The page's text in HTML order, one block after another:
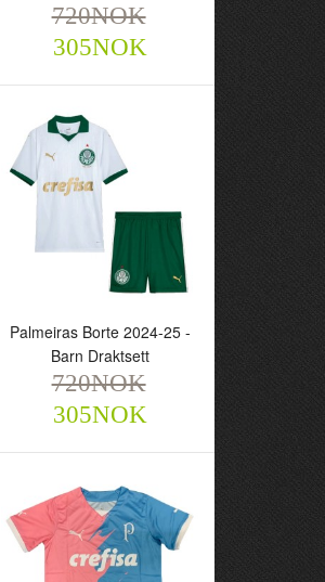
Palmeiras Special 2024
Grønn - Barn Draktsett
720NOK
720NOK 305NOK
720NOK
305NOK
Palmeiras Borte 2024-25 -
Barn Draktsett
720NOK
305NOK